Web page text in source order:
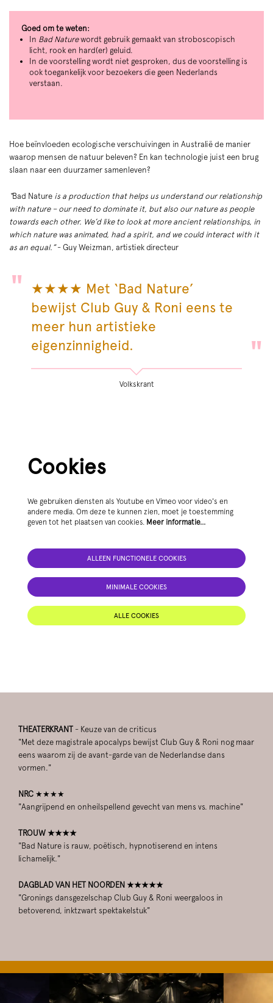
Hoe beïnvloeden ecologische verschuivingen in Australië de manier
waarop mensen de natuur beleven? En kan technologie juist een brug
slaan naar een duurzamer samenleven?
“Bad Nature is a production that helps us understand our relationship
with nature – our need to dominate it, but also our nature as people
towards each other. We’d like to look at more ancient relationships, in
which nature was animated, had a spirit, and we could interact with it
as an equal.”- Guy Weizman, artistiek directeur
Goed om te weten:
In Bad Naturewordt gebruik gemaakt van stroboscopisch
licht, rook en hard(er) geluid.
In de voorstelling wordt niet gesproken, dus de voorstelling is
ook toegankelijk voor bezoekers die geen Nederlands
verstaan.
★★★★ Met ‘Bad Nature’
bewijst Club Guy & Roni eens te
meer hun artistieke
eigenzinnigheid.
Volkskrant
Cookies
We gebruiken diensten als Youtube en Vimeo voor video's en
andere media. Om deze te kunnen zien, moet je toestemming
geven tot het plaatsen van cookies. Meer informatie…
ALLEEN FUNCTIONELE COOKIES
MINIMALE COOKIES
ALLE COOKIES
THEATERKRANT - Keuze van de criticus
"Met deze magistrale apocalyps bewijst Club Guy & Roni nog maar
eens waarom zij de avant-garde van de Nederlandse dans
vormen."
NRC ★★★★
"Aangrijpend en onheilspellend gevecht van mens vs. machine"
TROUW ★★★★
"Bad Nature is rauw, poëtisch, hypnotiserend en intens
lichamelijk."
DAGBLAD VAN HET NOORDEN ★★★★★
"Gronings dansgezelschap Club Guy & Roni weergaloos in
betoverend, inktzwart spektakelstuk"
Inzoomen